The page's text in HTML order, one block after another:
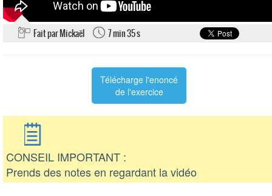
Fait par Mickaël 7 min 35 s
Télécharge l'enoncé
de l'exercice
CONSEIL IMPORTANT :
Prends des notes en regardant la vidéo